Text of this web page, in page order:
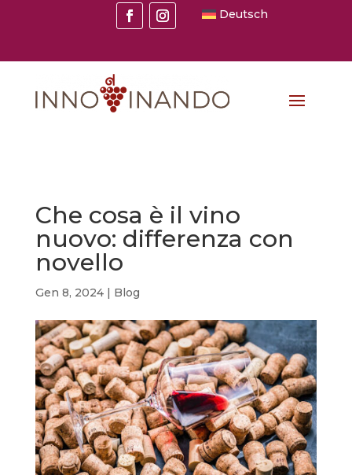
Deutsch
Che cosa è il vino
nuovo: differenza con
novello
Gen 8, 2024| Blog